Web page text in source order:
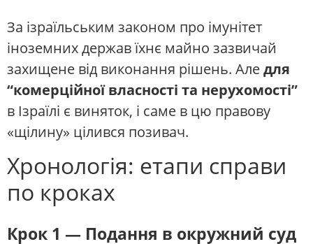
За ізраїльським законом про імунітет
іноземних держав їхнє майно зазвичай
захищене від виконання рішень. Аледля
“комерційної власності та нерухомості”
в Ізраїлі є виняток, і саме в цю правову
«щілину» цілився позивач.
Хронологія: етапи справи
по кроках
Крок 1 — Подання в окружний суд